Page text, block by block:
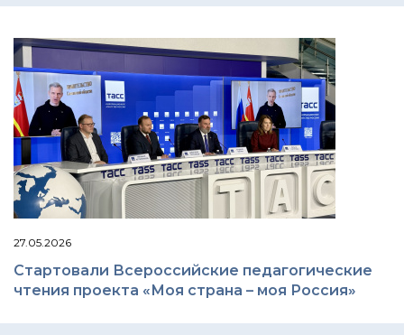
27.05.2026
Стартовали Всероссийские педагогические
чтения проекта «Моя страна – моя Россия»